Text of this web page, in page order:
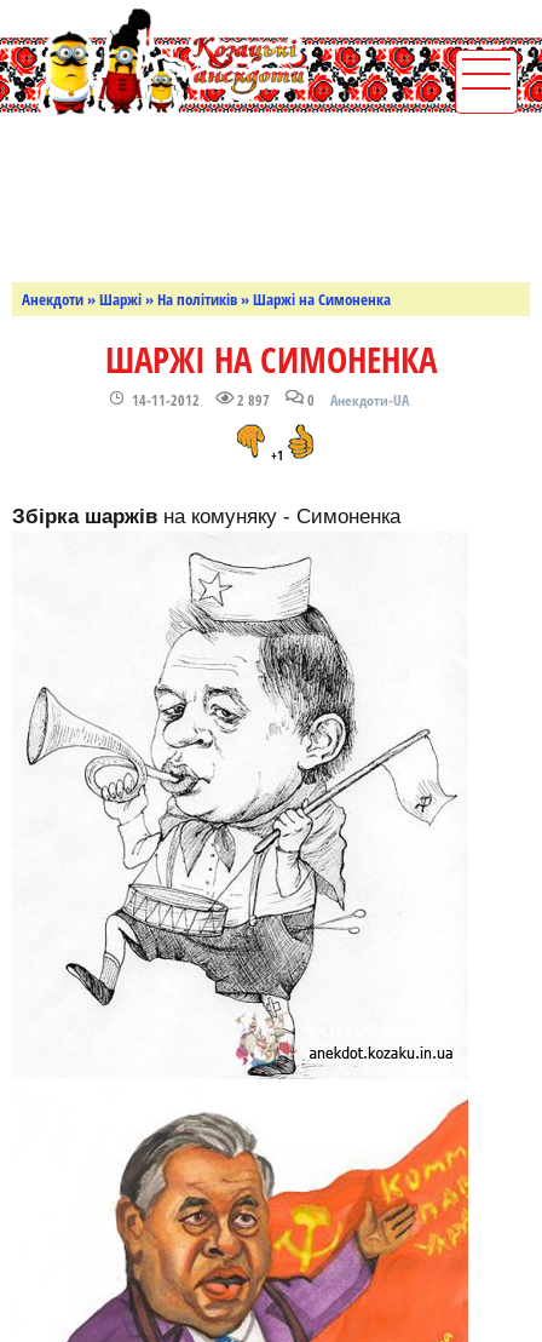
Анекдоти»Шаржі»На політиків» Шаржі на Симоненка
ШАРЖІ НА СИМОНЕНКА
14-11-2012 2 897 0 Анекдоти-UA
+1
Збірка шаржів на комуняку - Симоненка